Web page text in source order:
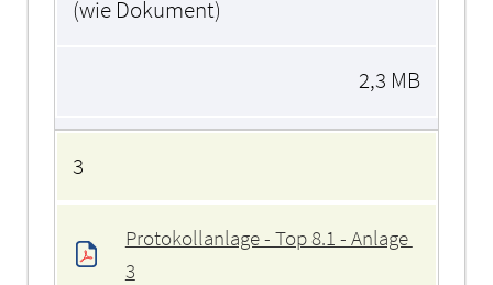
(wie Dokument)
2,3 MB
3
Protokollanlage - Top 8.1 - Anlage
3